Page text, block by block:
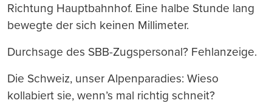
Richtung Hauptbahnhof. Eine halbe Stunde lang
bewegte der sich keinen Millimeter.
Durchsage des SBB-Zugspersonal? Fehlanzeige.
Die Schweiz, unser Alpenparadies: Wieso
kollabiert sie, wenn’s mal richtig schneit?